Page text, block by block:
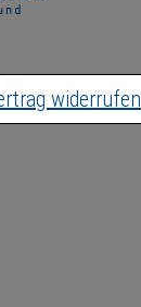
widerrufen